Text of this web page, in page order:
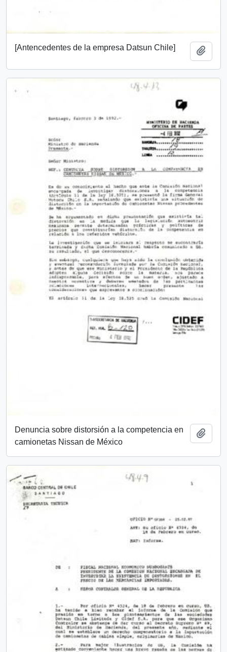
[Antencedentes de la empresa Datsun Chile]
Denuncia sobre distorsión a la competencia en
camionetas Nissan de México